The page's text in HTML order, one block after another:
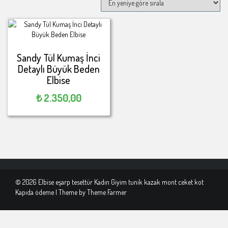
Sandy Tül Kumaş İnci
Detaylı Büyük Beden
Elbise
₺2.350,00
© 2026 Elbise eşarp tesettür Kadın Giyim tunik kazak mont ceket kot
Kapıda ödeme | Theme byTheme Farmer